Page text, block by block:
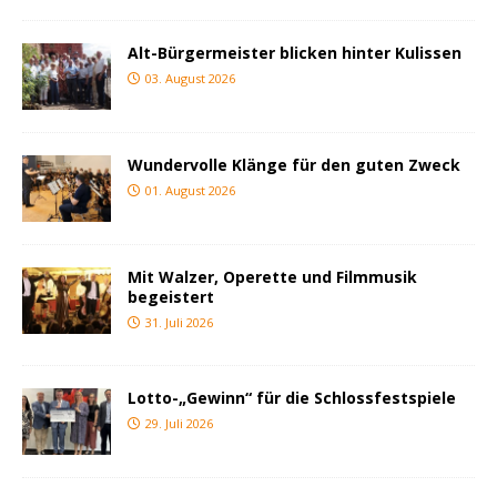
Alt-Bürgermeister blicken hinter Kulissen
03. August 2026
Wundervolle Klänge für den guten Zweck
01. August 2026
Mit Walzer, Operette und Filmmusik
begeistert
31. Juli 2026
Lotto-„Gewinn“ für die Schlossfestspiele
29. Juli 2026